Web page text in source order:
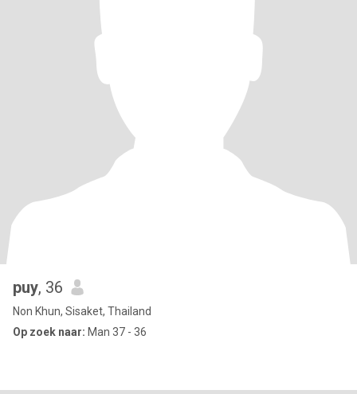
puy, 36
Non Khun, Sisaket, Thailand
Op zoek naar: Man 37 - 36